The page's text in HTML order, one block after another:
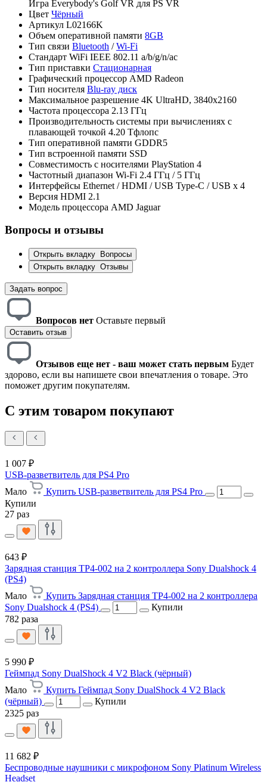
Игра Everybody's Golf VR для PS VR
Цвет Чёрный
Артикул L02166K
Объем оперативной памяти 8GB
Тип связи Bluetooth /Wi-Fi
Стандарт WiFi IEEE 802.11 a/b/g/n/ac
Тип приставки Стационарная
Графический процессор AMD Radeon
Тип носителя Blu-ray диск
Максимальное разрешение 4K UltraHD, 3840x2160
Частота процессора 2.13 ГГц
Производительность системы при вычислениях с
плавающей точкой 4.20 Тфлопс
Тип оперативной памяти GDDR5
Тип встроенной памяти SSD
Совместимость с носителями PlayStation 4
Частотный диапазон Wi-Fi 2.4 ГГц / 5 ГГц
Интерфейсы Ethernet / HDMI / USB Type-C / USB x 4
Версия HDMI 2.1
Модель процессора AMD Jaguar
Вопросы и отзывы
Открыть вкладку
Вопросы
Открыть вкладку Отзывы
Задать вопрос
Вопросов нет Оставьте первый
Оставить отзыв
Отзывов еще нет - ваш может стать первым Будет
здорово, если вы напишете свои впечатления о товаре. Это
поможет другим покупателям.
С этим товаром покупают
1 007 ₽
USB-разветвитель для PS4 Pro
Мало
Купить USB-разветвитель для PS4 Pro
Купили
27 раз
643 ₽
Зарядная станция TP4-002 на 2 контроллера Sony Dualshock 4
(PS4)
Мало
Купить Зарядная станция TP4-002 на 2 контроллера
Sony Dualshock 4 (PS4)
Купили
782 раза
5 990 ₽
Геймпад Sony DualShock 4 V2 Black (чёрный)
Мало
Купить Геймпад Sony DualShock 4 V2 Black
(чёрный)
Купили
2325 раз
11 682 ₽
Беспроводные наушники с микрофоном Sony Platinum Wireless
Headset